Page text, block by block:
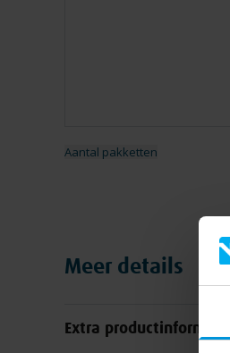
Aantal pakketten
Meer details
Extra productinformatie